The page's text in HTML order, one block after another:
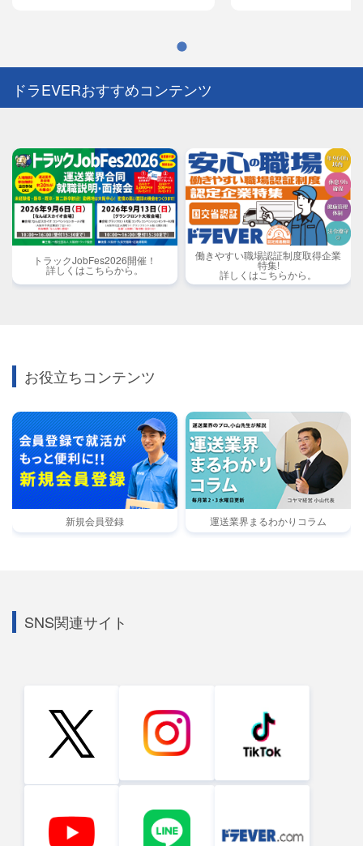
ドラEVERおすすめコンテンツ
トラックJobFes2026開催！
詳しくはこちらから。
働きやすい職場認証制度取得企業
特集!
詳しくはこちらから。
お役立ちコンテンツ
新規会員登録 運送業界まるわかりコラム
SNS関連サイト